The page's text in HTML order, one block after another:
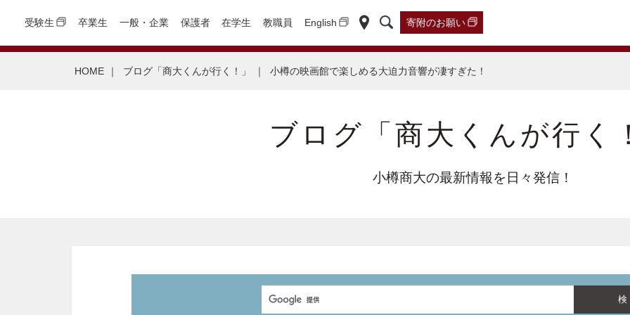
受験生 卒業生 一般・企業 保護者 在学生 教職員 English 寄附のお願い
HOME ｜ ブログ「商大くんが行く！」 ｜ 小樽の映画館で楽しめる大迫力音響が凄すぎた！
ブログ「商大くんが行く
小樽商大の最新情報を日々発信！